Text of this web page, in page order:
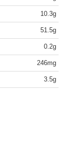
10.3g
51.5g
0.2g
246mg
3.5g